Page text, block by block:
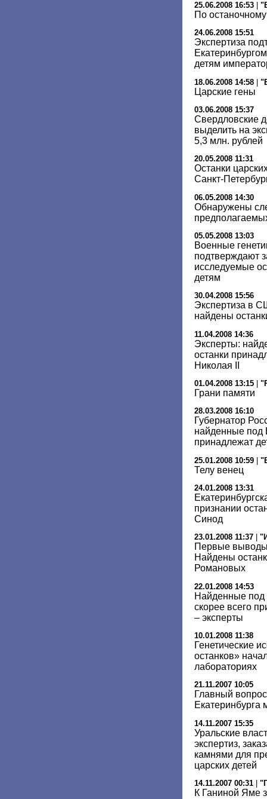
25.06.2008 16:53
По
24.06.2008 15:51
Экспертиза
детям
18.06.2008 14:58
Царские гены
03.06.2008 15:37
Свердловские
выделить на
5,3 млн. рублей
20.05.2008 11:31
Останки
Санкт-
06.05.2008 14:30
Обнаружены
05.05.2008 13:03
Военные
подтверждают
исследуемые
детям
30.04.2008 15:56
Экспертиза в
найдены
11.04.2008 14:36
Эксперты:
останки
Николая II
01.04.2008 13:15
Грани памяти
28.03.2008 16:10
Губернатор
найденные под
принадлежат
25.01.2008 10:59
Телу венец
24.01.2008 13:31
признании
Синод
23.01.2008 11:37
Первые выводы
Найдены
Романовых
22.01.2008 14:53
Найденные под
скорее всего
– эксперты
10.01.2008 11:38
Генетические
останков»
лабораториях
21.11.2007 10:05
Главный
14.11.2007 15:35
Уральские
экспертиз,
камнями для
царских детей
14.11.2007 00:31
К Ганиной Яме